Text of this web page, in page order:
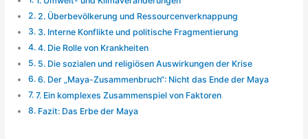
2. Überbevölkerung und Ressourcenverknappung
3. Interne Konflikte und politische Fragmentierung
4. Die Rolle von Krankheiten
5. Die sozialen und religiösen Auswirkungen der Krise
6. Der „Maya-Zusammenbruch“: Nicht das Ende der Maya
7. Ein komplexes Zusammenspiel von Faktoren
Fazit: Das Erbe der Maya